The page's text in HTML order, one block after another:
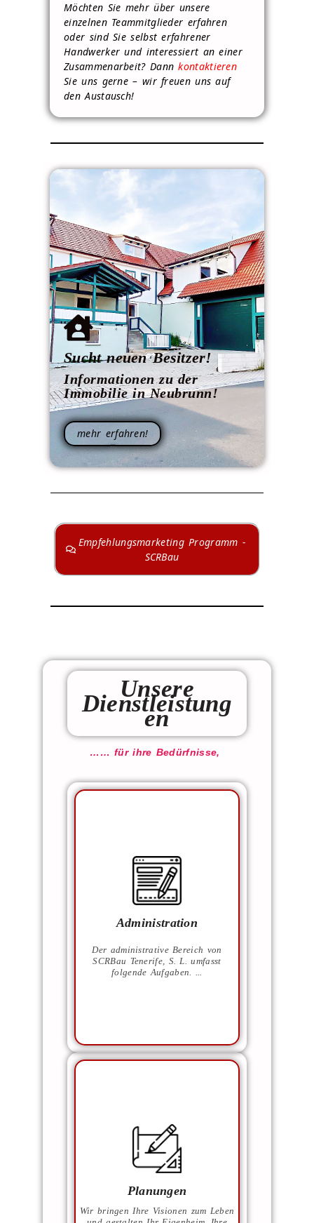
Möchten Sie mehr über unsere
einzelnen Teammitglieder erfahren
oder sind Sie selbst erfahrener
Handwerker und interessiert an einer
Zusammenarbeit? Dannkontaktieren
Sie uns gerne – wir freuen uns auf
den Austausch!
Sucht neuen Besitzer!
Informationen zu der
Immobilie in Neubrunn!
mehr erfahren!
Empfehlungsmarketing Programm -
SCRBau
Unsere
Dienstleistung
en
…… für ihre Bedürfnisse,
Administration
Der administrative Bereich von
SCRBau Tenerife, S. L. umfasst
folgende Aufgaben. ...
Koordination von
Architektengesprächen und
Planungen.
Beantragung von
Baugenehmigungen.
Organisation der Handwerker
Baustellenleitung.
und vieles mehr!
Planungen
Wir bringen Ihre Visionen zum Leben
Ergebnisse zu liefern und Ihre
Zufriedenheit sicherzustellen.
Wir nehmen uns die Zeit, um
Ihre Bedürfnisse und
Vorstellungen zu verstehen und
den Planungsprozess
entsprechend anzupassen.